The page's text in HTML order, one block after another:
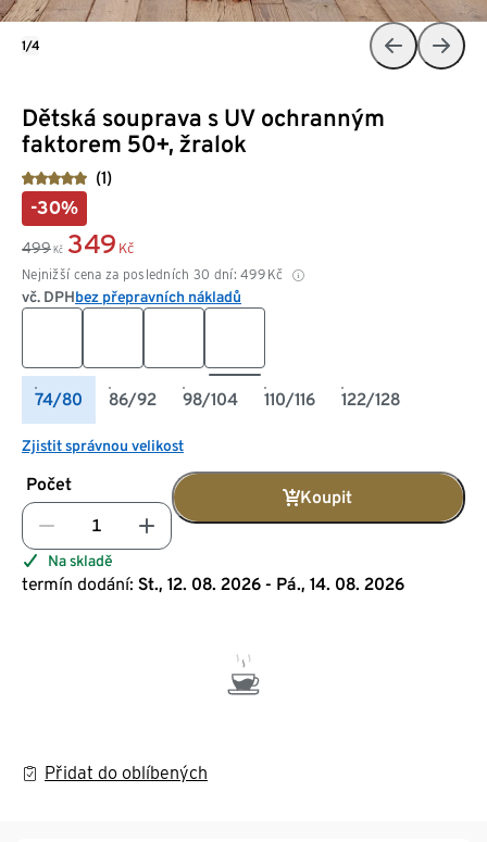
Dětská souprava s UV ochranným
faktorem 50+, žralok
(1)
-30%
499 Kč 349 Kč
Nejnižší cena za posledních 30 dní: 499 Kč
vč. DPHbez přepravních nákladů
74/80 86/92 98/104 110/116 122/128
Zjistit správnou velikost
Počet
Koupit
Na skladě
termín dodání: St., 12. 08. 2026 - Pá., 14. 08. 2026
Přidat do oblíbených
1/4